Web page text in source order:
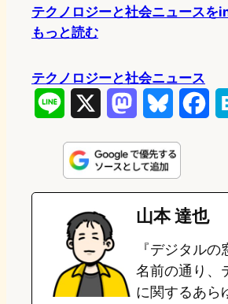
テクノロジーと社会ニュースを
もっと読む
テクノロジーと社会ニュース
n
e
s
t
o
o
u
e
s
k
e
b
o
o
山本 達也
『デジタルの
名前の通り、
に関するあら